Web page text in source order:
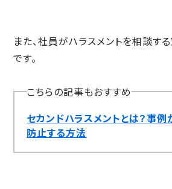
また、社員がハラスメントを相談す
です。
こちらの記事もおすすめ
セカンドハラスメントとは？事例
防止する方法